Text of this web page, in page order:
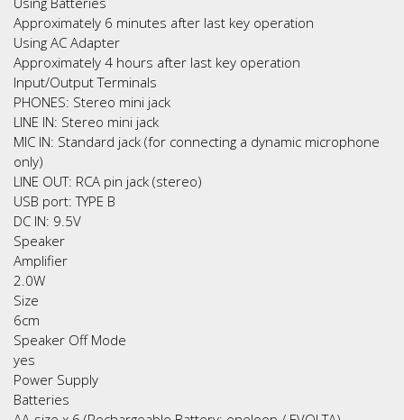
Approximately 6 minutes after last key operation
Using AC Adapter
Approximately 4 hours after last key operation
Input/Output Terminals
PHONES: Stereo mini jack
LINE IN: Stereo mini jack
MIC IN: Standard jack (for connecting a dynamic microphone
only)
LINE OUT: RCA pin jack (stereo)
USB port: TYPE B
DC IN: 9.5V
Speaker
Amplifier
2.0W
Size
6cm
Speaker Off Mode
yes
Power Supply
Batteries